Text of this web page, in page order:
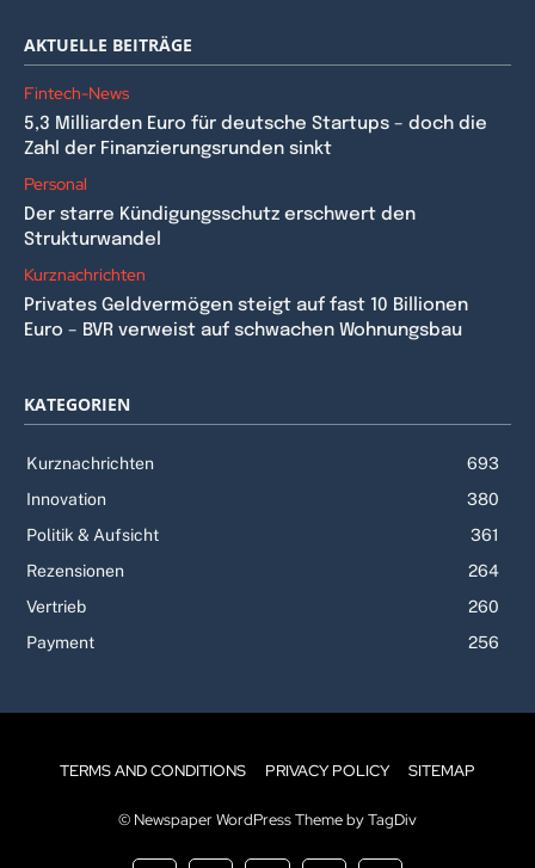
AKTUELLE BEITRÄGE
Fintech-News
5,3 Milliarden Euro für deutsche Startups – doch die
Zahl der Finanzierungsrunden sinkt
Personal
Der starre Kündigungsschutz erschwert den
Strukturwandel
Kurznachrichten
Privates Geldvermögen steigt auf fast 10 Billionen
Euro – BVR verweist auf schwachen Wohnungsbau
KATEGORIEN
Kurznachrichten
693
Innovation
380
Politik & Aufsicht
361
Rezensionen
264
Vertrieb
260
Payment
256
TERMS AND CONDITIONS PRIVACY POLICY SITEMAP
© Newspaper WordPress Theme by TagDiv